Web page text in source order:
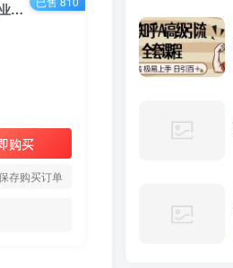
利用个人天赋打造持续盈利的商业模式，发挥个人天赋创业（21节课，无水印）
购买
存购买订单